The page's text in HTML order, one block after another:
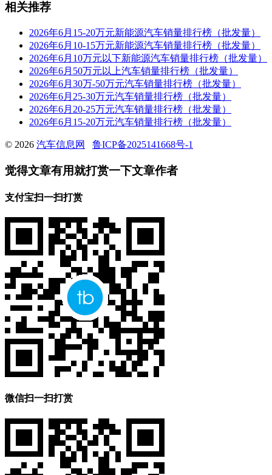
相关推荐
2026年6月15-20万元新能源汽车销量排行榜（批发量）
2026年6月10-15万元新能源汽车销量排行榜（批发量）
2026年6月10万元以下新能源汽车销量排行榜（批发量）
2026年6月50万元以上汽车销量排行榜（批发量）
2026年6月30万-50万元汽车销量排行榜（批发量）
2026年6月25-30万元汽车销量排行榜（批发量）
2026年6月20-25万元汽车销量排行榜（批发量）
2026年6月15-20万元汽车销量排行榜（批发量）
© 2026 汽车信息网 鲁ICP备2025141668号-1
觉得文章有用就打赏一下文章作者
支付宝扫一扫打赏
微信扫一扫打赏